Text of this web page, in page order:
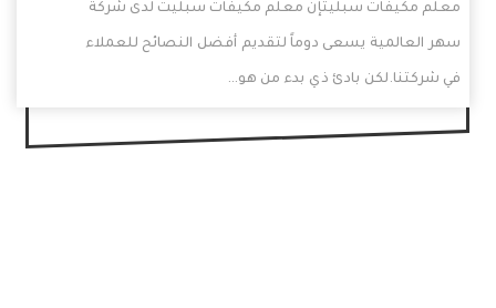
معلم مكيفات سبليتإن معلم مكيفات سبليت لدى شركة
سهر العالمية يسعى دوماً لتقديم أفضل النصائح للعملاء
في شركتنا.لكن بادئ ذي بدء من هو…